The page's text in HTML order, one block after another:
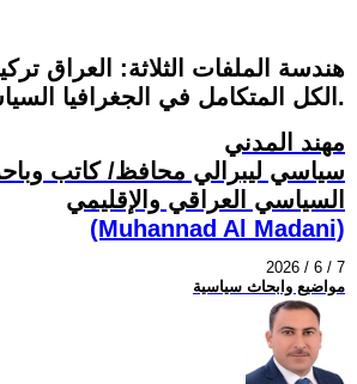
هندسة الملفات الثلاثة: العراق
الكل المتكامل في الجغرافيا السياسية للمشرق.
مهند المدني
سياسي ليبرالي محافظ/ كاتب
السياسي العراقي والإقليمي
(Muhannad Al Madani)
2026 / 6 / 7
مواضيع وابحاث سياسية